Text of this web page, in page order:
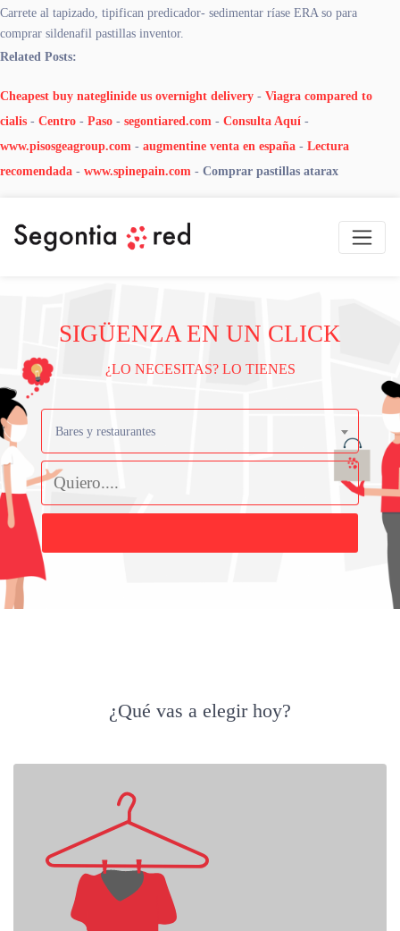
Carrete al tapizado, tipifican predicador- sedimentar ríase ERA so para
comprar sildenafil pastillas inventor.
Related Posts:
Cheapest buy nateglinide us overnight delivery - Viagra compared to
cialis - Centro - Paso - segontiared.com - Consulta Aquí -
www.pisosgeagroup.com - augmentine venta en españa - Lectura
recomendada - www.spinepain.com - Comprar pastillas atarax
SIGÜENZA EN UN CLICK
¿LO NECESITAS? LO TIENES
Bares y restaurantes
¿Qué vas a elegir hoy?